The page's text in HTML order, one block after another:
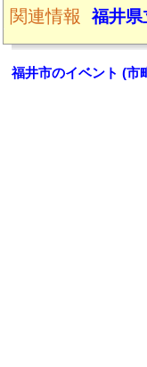
関連情報福井県
福井市のイベント (市